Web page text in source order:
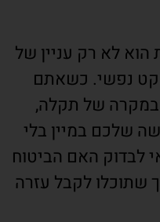
הוא לא רק עניין של
נפשי. כשאתם
במקרה של תקלה,
שלכם במיין בלי
לבדוק האם הביטוח
חירום 24/7, כך שתוכלו לקבל עזרה